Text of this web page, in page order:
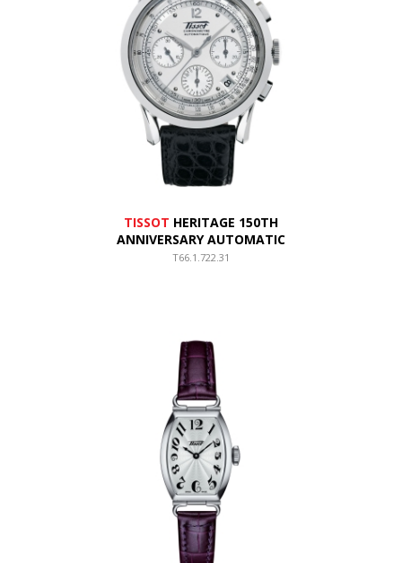
TISSOT HERITAGE 150TH
ANNIVERSARY AUTOMATIC
T66.1.722.31